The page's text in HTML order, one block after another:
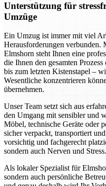
Unterstützung für
Umzüge
Ein Umzug ist immer mit viel
Herausforderungen verbunden.
Elmshorn steht Ihnen eine
die Ihnen den gesamten
bis zum letzten Kistenstapel –
Wesentliche konzentrieren
übernehmen.
Unser Team setzt sich aus
den Umgang mit sensibler und
Möbel, technische Geräte oder
sicher verpackt, transportiert
vorsichtig und fachgerecht
sondern auch Nerven und Stress.
Als lokaler Spezialist für
sondern auch persönliche